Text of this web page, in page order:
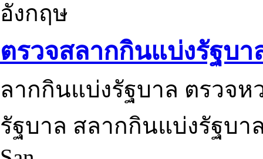
อังกฤษ
ตรวจสลากกินแบ่งรัฐบา
ลากกินแบ่งรัฐบาล ตรวจ
รัฐบาล สลากกินแบ่งรัฐบา